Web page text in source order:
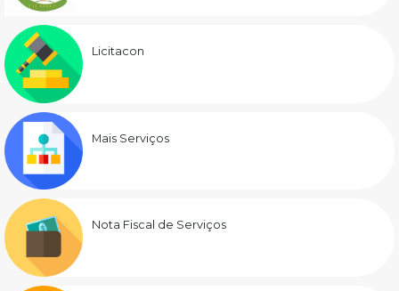
Licitacon
Mais Serviços
Nota Fiscal de Serviços